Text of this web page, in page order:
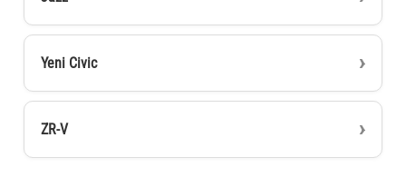
Yeni Civic
ZR-V